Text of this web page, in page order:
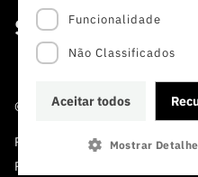
Agenda
Publicações
Concursos Fechados
Calendarização FCT 2026
Serviços digitais:
Arquivo, Documentação e
Acesso a dados
Sobre
A FCT
Estudos e Planeamento
Documentos de Gestão
A FCT em Números
©2022 · Fundação para a Ciência
Política de Privacidade e
Protecção de Dados
Funcionalidade
Não Classificados
Aceitar todos
Mostrar